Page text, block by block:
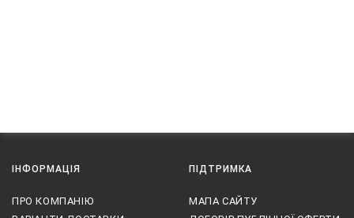
ІНФОРМАЦІЯ
ПРО КОМПАНІЮ
ПІДТРИМКА
МАПА САЙТУ